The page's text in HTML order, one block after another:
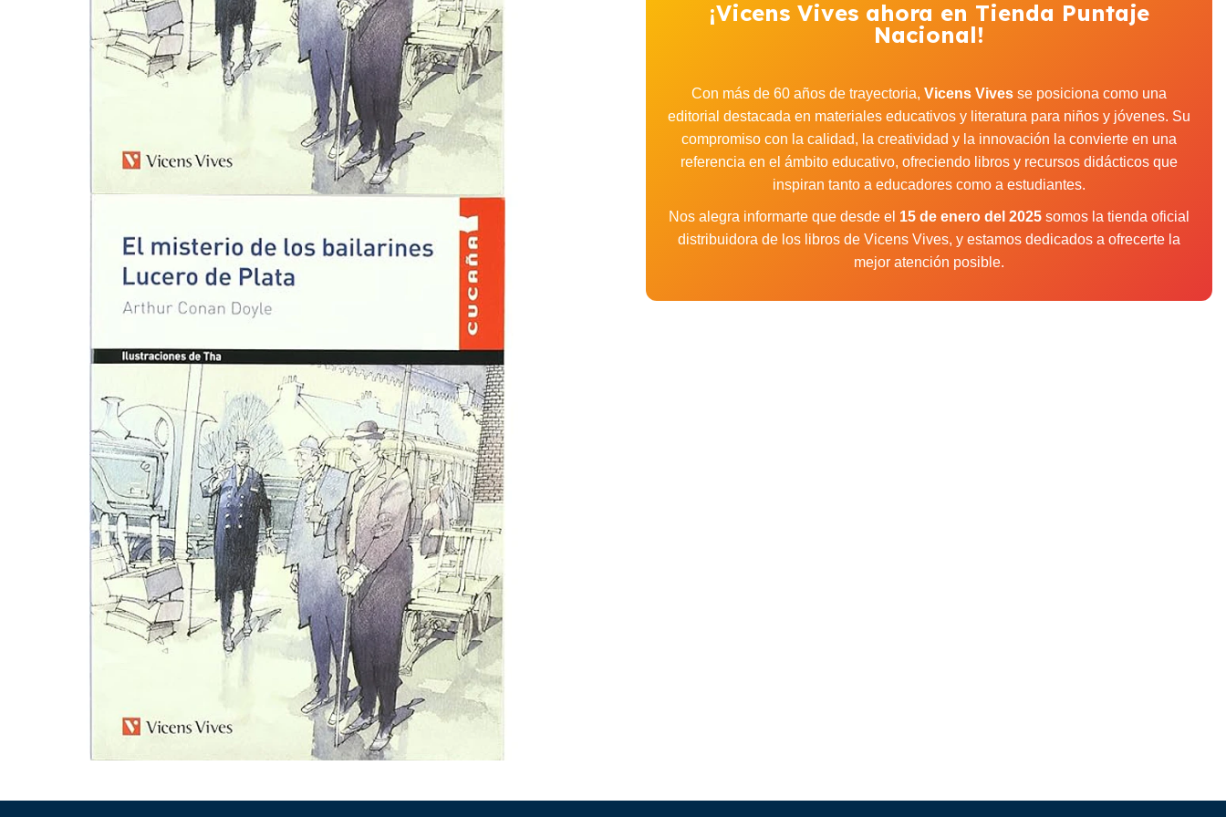
¡Vicens Vives ahora en Tienda Puntaje
Nacional!
Con más de 60 años de trayectoria, Vicens Vives se posiciona como una
editorial destacada en materiales educativos y literatura para niños y jóvenes. Su
compromiso con la calidad, la creatividad y la innovación la convierte en una
referencia en el ámbito educativo, ofreciendo libros y recursos didácticos que
inspiran tanto a educadores como a estudiantes.
Nos alegra informarte que desde el 15 de enero del 2025 somos la tienda oficial
distribuidora de los libros de Vicens Vives, y estamos dedicados a ofrecerte la
mejor atención posible.